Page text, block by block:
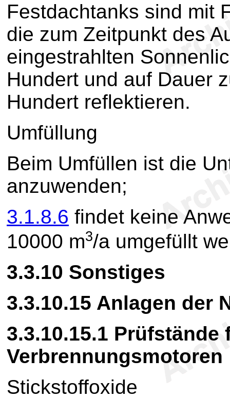
Festdachtanks sind mit
die zum Zeitpunkt des
eingestrahlten
Hundert und auf Dauer
Hundert reflektieren.
Umfüllung
Beim Umfüllen ist die
anzuwenden;
3.1.8.6 findet keine
10000 m3/a umgefüllt
3.3.10 Sonstiges
3.3.10.15 Anlagen der
3.3.10.15.1 Prüfstände
Verbrennungsmotoren
Stickstoffoxide